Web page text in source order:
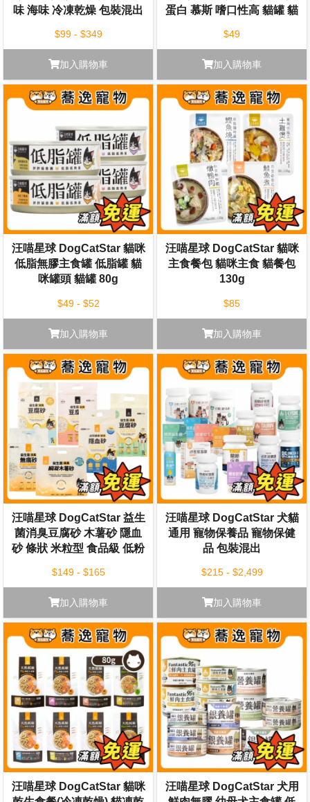
味 海味 冷凍乾燥 包裝混出
$99 - $349
加入購物車
蛋白 慕斯 嗜口性高 貓罐 貓
$49
加入購物車
汪喵星球 DogCatStar 貓咪
低脂無膠主食罐 低脂罐 貓
咪罐頭 貓罐 80g
$49 - $52
加入購物車
汪喵星球 DogCatStar 貓咪
主食餐包 貓咪主食 貓餐包
130g
$85
加入購物車
汪喵星球 DogCatStar 益生
菌消臭豆腐砂 木薯砂 隱血
砂 條狀 米粒型 食品級 低粉
$149 - $165
加入購物車
汪喵星球 DogCatStar 犬貓
通用 寵物保養品 寵物保健
品 包裝混出
$215 - $2,499
加入購物車
汪喵星球 DogCatStar 貓咪
汪喵星球 DogCatStar 犬用